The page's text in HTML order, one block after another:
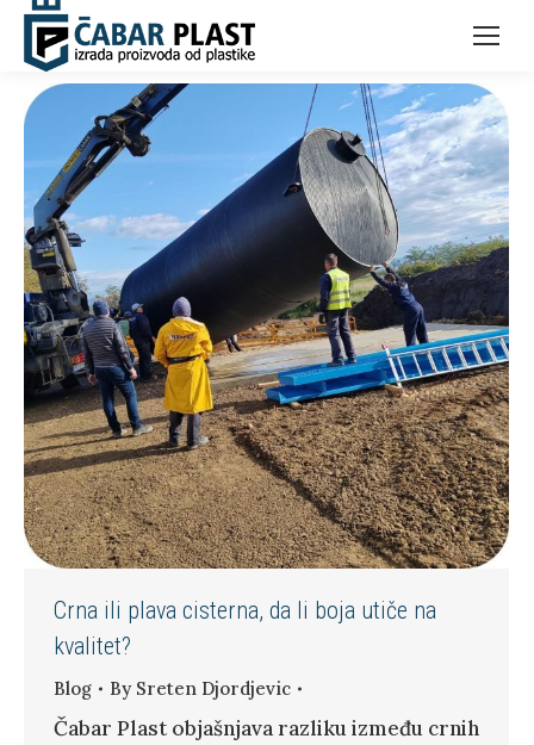
Crna ili plava cisterna, da li boja utiče na
kvalitet?
Blog By Sreten Djordjevic
Čabar Plast objašnjava razliku između crnih